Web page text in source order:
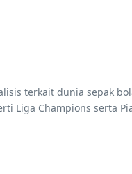
terkait dunia sepak
Liga Champions serta